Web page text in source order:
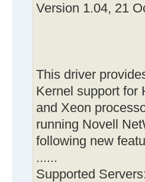
Version 1.04, 21
This driver
Kernel support for
and Xeon
running Novell
following new
......
Supported Servers: